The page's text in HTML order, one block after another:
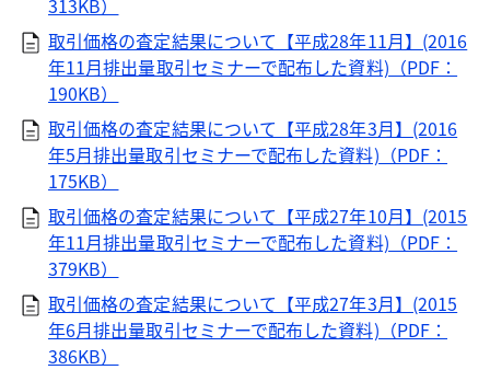
313KB）
取引価格の査定結果について【平成28年11月】(2016
年11月排出量取引セミナーで配布した資料)（PDF：
190KB）
取引価格の査定結果について【平成28年3月】(2016
年5月排出量取引セミナーで配布した資料)（PDF：
175KB）
取引価格の査定結果について【平成27年10月】(2015
年11月排出量取引セミナーで配布した資料)（PDF：
379KB）
取引価格の査定結果について【平成27年3月】(2015
年6月排出量取引セミナーで配布した資料)（PDF：
386KB）